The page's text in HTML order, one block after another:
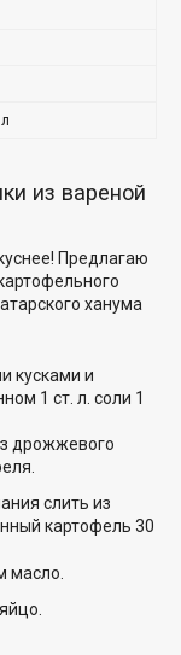
из вареной
Предлагаю
ханума
кусками и
1 ст. л. соли 1
слить из
картофель 30